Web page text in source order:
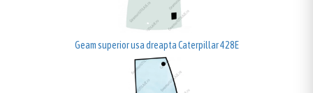
Geam superior usa dreapta Caterpillar 428E